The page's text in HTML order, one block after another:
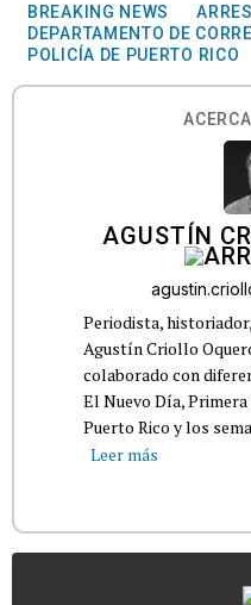
BREAKING NEWS
DEPARTAMENTO DE
POLICÍA DE PUERTO RICO
AGUSTÍN
Periodista,
Agustín Criollo
colaborado con
El Nuevo Día,
Puerto Rico y los
Leer más